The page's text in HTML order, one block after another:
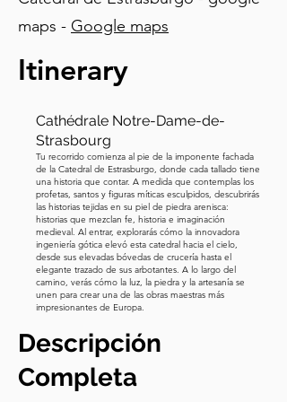
apunta a la fecha de hoy en el
calendario perpetuo circular. Muestra
incluso considera los años bisiestos:
ranura para revelar el 29 de febrero, un
ingenioso detalle mecánico. Ahora
dirige tu mirada hacia el área negra
que es el cuadrante del tiempo
aparente. Este muestra la posición real
del Sol y la Luna, tal como se ven en el
cielo de Estrasburgo, incluyendo su
trayectoria diaria y los tiempos de
salida y puesta del sol. Mira los carros
justo encima de los cuadrantes
principales. Cada carro representa el
día de la semana y tiene una divinidad
de cada día. Sobre los carros, ves otro
maps - Google maps
Itinerary
Cathédrale Notre-Dame-de-
Strasbourg
Tu recorrido comienza al pie de la imponente fachada
de la Catedral de Estrasburgo, donde cada tallado tiene
una historia que contar. A medida que contemplas los
profetas, santos y figuras míticas esculpidos, descubrirás
las historias tejidas en su piel de piedra arenisca:
historias que mezclan fe, historia e imaginación
medieval. Al entrar, explorarás cómo la innovadora
ingeniería gótica elevó esta catedral hacia el cielo,
desde sus elevadas bóvedas de crucería hasta el
elegante trazado de sus arbotantes. A lo largo del
camino, verás cómo la luz, la piedra y la artesanía se
unen para crear una de las obras maestras más
impresionantes de Europa.
Descripción
Completa